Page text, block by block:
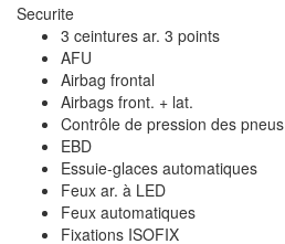
Securite
3 ceintures ar. 3 points
AFU
Airbag frontal
Airbags front. + lat.
Contrôle de pression des pneus
EBD
Essuie-glaces automatiques
Feux ar. à LED
Feux automatiques
Fixations ISOFIX